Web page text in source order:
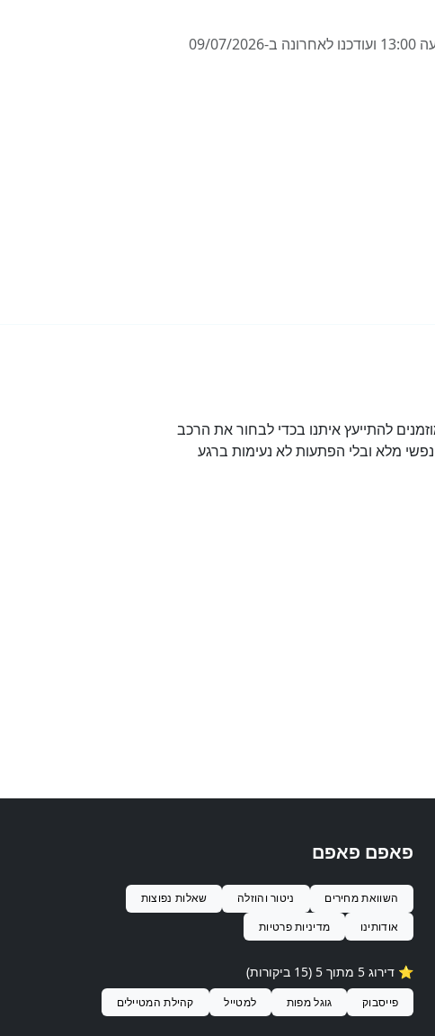
המחירים מבוססים על השכרת רכב ל-7 ימים בצפון ברגן, ניו ג'רסי, ארה"ב, החל מ-13/07/2026 בשעה 13:00 ועודכנו לאחרונה ב-09/07/2026
להתייעץ איתנו בכדי לבחור את הרכב
מלא ובלי הפתעות לא נעימות ברגע
פאפם פאפם
השוואת מחירים ניטור והוזלה
שאלות נפוצות
אודותינו
מדיניות פרטיות
⭐️ דירוג 5 מתוך 5 (15 ביקורות)
פייסבוק גוגל מפות למטייל קהילת המטיילים